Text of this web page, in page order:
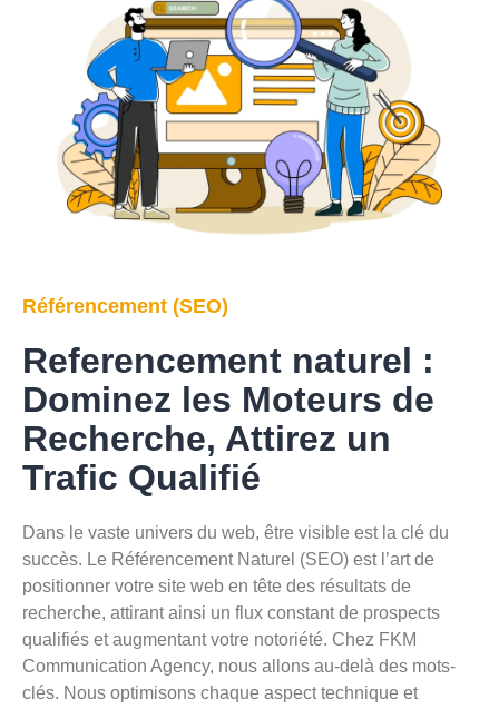
Référencement (SEO)
Referencement naturel :
Dominez les Moteurs de
Recherche, Attirez un
Trafic Qualifié
Dans le vaste univers du web, être visible est la clé du
succès. Le Référencement Naturel (SEO) est l’art de
positionner votre site web en tête des résultats de
recherche, attirant ainsi un flux constant de prospects
qualifiés et augmentant votre notoriété. Chez FKM
Communication Agency, nous allons au-delà des mots-
clés. Nous optimisons chaque aspect technique et